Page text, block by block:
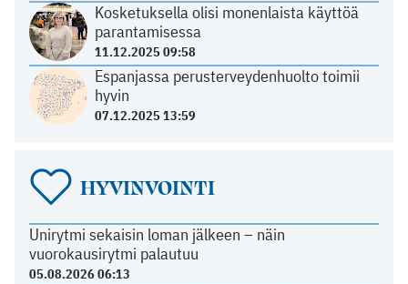
Kosketuksella olisi monenlaista käyttöä
parantamisessa
11.12.2025 09:58
Espanjassa perusterveydenhuolto toimii
hyvin
07.12.2025 13:59
HYVINVOINTI
Unirytmi sekaisin loman jälkeen – näin
vuorokausirytmi palautuu
05.08.2026 06:13